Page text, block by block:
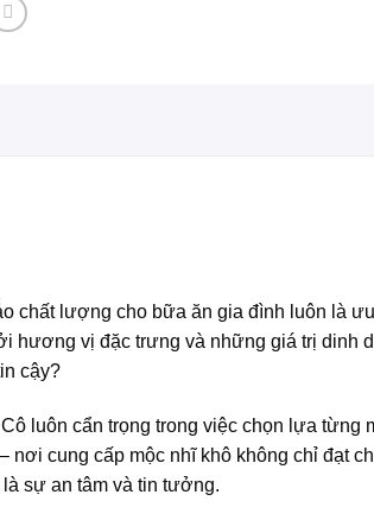
chất lượng cho bữa ăn gia đình luôn là
hương vị đặc trưng và những giá trị dinh
cậy?
luôn cẩn trọng trong việc chọn lựa từng
cung cấp mộc nhĩ khô không chỉ đạt
sự an tâm và tin tưởng.